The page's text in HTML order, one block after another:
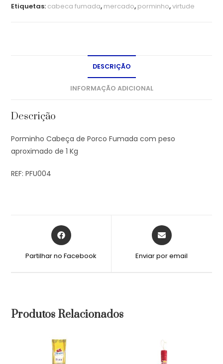
Etiquetas: cabeca fumada, mercado, porminho,virtude
DESCRIÇÃO
INFORMAÇÃO ADICIONAL
Descrição
Porminho Cabeça de Porco Fumada com peso
aproximado de 1 Kg
REF: PFU004
Partilhar no Facebook Enviar por email
Produtos Relacionados